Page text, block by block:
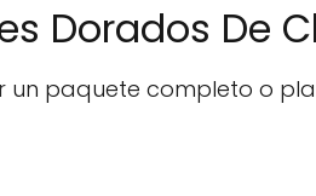
Dorados De
un paquete completo o